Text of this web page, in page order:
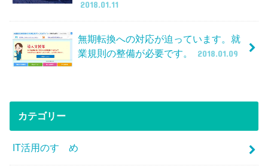
2018.01.11
無期転換への対応が迫っています。就
業規則の整備が必要です。
2018.01.09
カテゴリー
IT活用のすゝめ